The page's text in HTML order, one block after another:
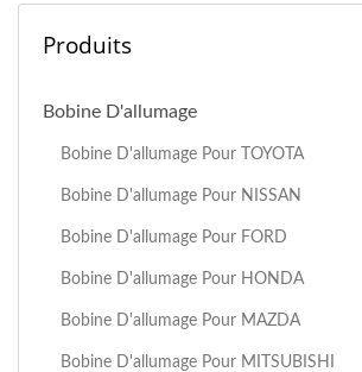
Produits
Bobine D'allumage
Bobine D'allumage Pour TOYOTA
Bobine D'allumage Pour NISSAN
Bobine D'allumage Pour FORD
Bobine D'allumage Pour HONDA
Bobine D'allumage Pour MAZDA
Bobine D'allumage Pour MITSUBISHI